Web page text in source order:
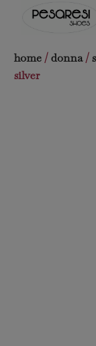
home/donna/
silver